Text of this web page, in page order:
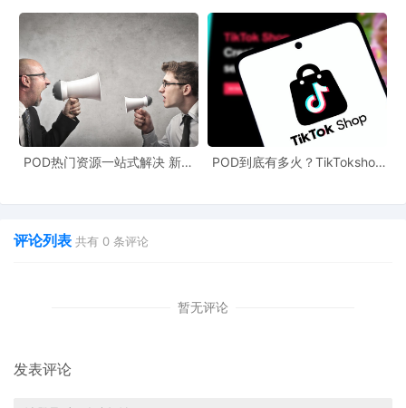
新风潮！
POD热门资源一站式解决 新手
POD到底有多火？TikTokshop
评论列表 共有 0 条评论
暂无评论
发表评论